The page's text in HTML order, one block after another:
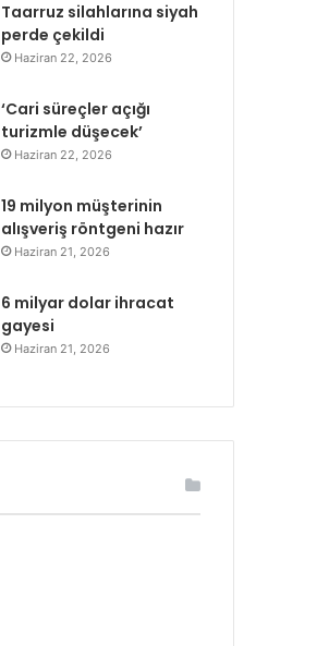
Taarruz silahlarına siyah
perde çekildi
Haziran 22, 2026
‘Cari süreçler açığı
turizmle düşecek’
Haziran 22, 2026
19 milyon müşterinin
alışveriş röntgeni hazır
Haziran 21, 2026
6 milyar dolar ihracat
gayesi
Haziran 21, 2026